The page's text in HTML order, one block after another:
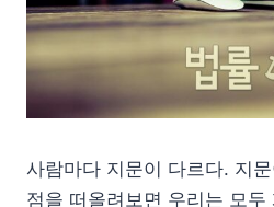
사람마다 지문이 다르다. 지
점을 떠올려보면 우리는 모